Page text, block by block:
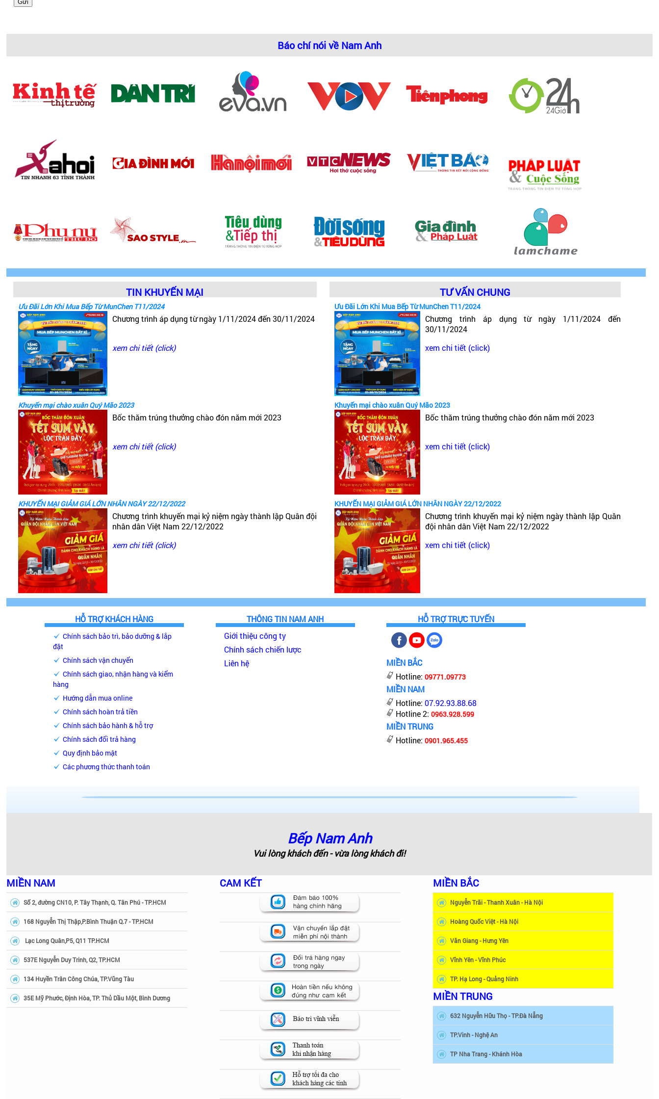
Báo chí nói về Nam Anh
TIN KHUYẾN MẠI
Ưu Đãi Lớn Khi Mua Bếp Từ MunChen T11/2024
Chương trình áp dụng từ ngày 1/11/2024 đến 30/11/2024
xem chi tiết (click)
Khuyến mại chào xuân Quý Mão 2023
Bốc thăm trúng thưởng chào đón năm mới 2023
xem chi tiết (click)
KHUYẾN MẠI GIẢM GIÁ LỚN NHÂN NGÀY 22/12/2022
Chương trình khuyến mại kỷ niệm ngày thành lập Quân đội
nhân dân Việt Nam 22/12/2022
xem chi tiết (click)
TƯ VẤN CHUNG
Ưu Đãi Lớn Khi Mua Bếp Từ MunChen T11/2024
Chương trình áp dụng từ ngày 1/11/2024 đến
30/11/2024
xem chi tiết (click)
Khuyến mại chào xuân Quý Mão 2023
Bốc thăm trúng thưởng chào đón năm mới 2023
xem chi tiết (click)
KHUYẾN MẠI GIẢM GIÁ LỚN NHÂN NGÀY 22/12/2022
Chương trình khuyến mại kỷ niệm ngày thành lập Quân
đội nhân dân Việt Nam 22/12/2022
xem chi tiết (click)
HỖ TRỢ KHÁCH HÀNG
Chính sách bảo trì, bảo dưỡng & lắp
đặt
Chính sách vận chuyển
Chính sách giao, nhận hàng và kiểm
hàng
Hướng dẫn mua online
Chính sách hoàn trả tiền
Chính sách bảo hành & hỗ trợ
Chính sách đổi trả hàng
Quy định bảo mật
Các phương thức thanh toán
THÔNG TIN NAM ANH
Giới thiệu công ty
Chính sách chiến lược
Liên hệ
HỖ TRỢ TRỰC TUYẾN
MIỀN BẮC
Hotline:09771.09773
MIỀN NAM
Hotline:07.92.93.88.68
Hotline 2:0963.928.599
MIỀN TRUNG
Hotline:0901.965.455
Bếp Nam Anh
Vui lòng khách đến - vừa lòng khách đi!
MIỀN NAM
Số 2, đường CN10, P. Tây Thạnh, Q. Tân Phú - TP.HCM
168 Nguyễn Thị Thập,P.Bình Thuận Q.7 - TP.HCM
Lạc Long Quân,P5, Q11 TP.HCM
537E Nguyễn Duy Trinh, Q2, TP.HCM
134 Huyền Trân Công Chúa, TP.Vũng Tàu
35E Mỹ Phước, Định Hòa, TP. Thủ Dầu Một, Bình Dương
CAM KẾT MIỀN BẮC
Nguyễn Trãi - Thanh Xuân - Hà Nội
Hoàng Quốc Việt - Hà Nội
Văn Giang - Hưng Yên
Vĩnh Yên - Vĩnh Phúc
TP. Hạ Long - Quảng Ninh
MIỀN TRUNG
632 Nguyễn Hữu Thọ - TP.Đà Nẵng
TP.Vinh - Nghệ An
TP Nha Trang - Khánh Hòa